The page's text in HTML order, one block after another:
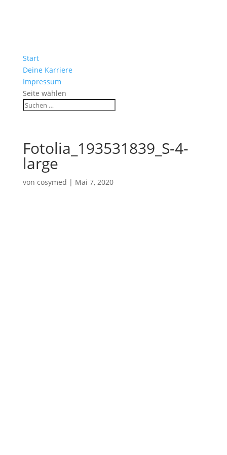
Start
Deine Karriere
Impressum
Seite wählen
Fotolia_193531839_S-4-
large
von cosymed | Mai 7, 2020